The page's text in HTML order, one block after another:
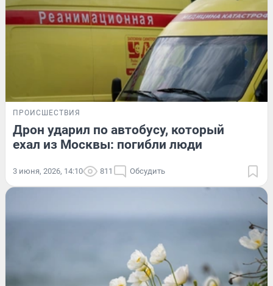
ПРОИСШЕСТВИЯ
Дрон ударил по автобусу, который
ехал из Москвы: погибли люди
3 июня, 2026, 14:10 811 Обсудить